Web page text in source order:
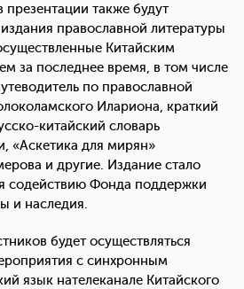
также будут
православной литературы
Китайским
за последнее время, в том числе
по православной
Илариона, краткий
китайский словарь
«Аскетика для мирян»
и другие. Издание стало
содействию Фонда поддержки
и наследия.
будет осуществляться
с синхронным
язык нателеканале Китайского